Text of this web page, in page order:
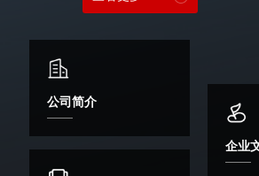
率。代理国内外大型仪器设备、
公司简介
企业